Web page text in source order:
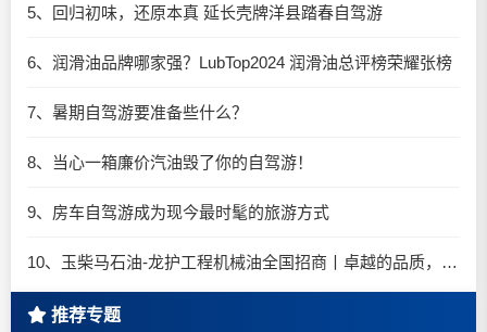
5、回归初味，还原本真 延长壳牌洋县踏春自驾游
6、润滑油品牌哪家强？LubTop2024 润滑油总评榜荣耀张榜
7、暑期自驾游要准备些什么？
8、当心一箱廉价汽油毁了你的自驾游！
9、房车自驾游成为现今最时髦的旅游方式
10、玉柴马石油-龙护工程机械油全国招商丨卓越的品质，专业的品牌！
推荐专题